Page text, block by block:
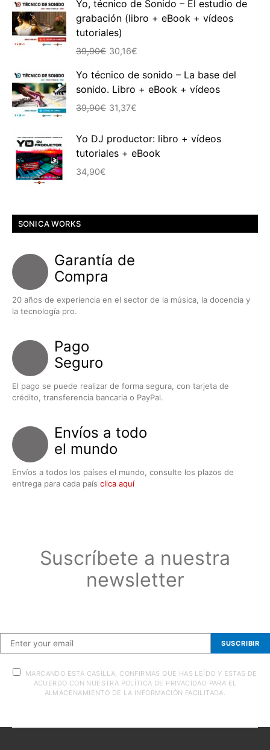
Yo, técnico de Sonido – El estudio de
grabación (libro + eBook + vídeos
tutoriales)
39,90€ El
original
era:
39,90€.
30,16€
actual
es:
Yo técnico de sonido – La base del
sonido. Libro + eBook + vídeos
39,90€ El
era:
39,90€.
31,37€
es:
31,37€.
Yo DJ productor: libro + vídeos
tutoriales + eBook
34,90€
SONICA WORKS
Garantía de
Compra
20 años de experiencia en el sector de la música, la docencia y
la tecnología pro.
Pago
Seguro
El pago se puede realizar de forma segura, con tarjeta de
crédito, transferencia bancaria o PayPal.
Envíos a todo
el mundo
Envíos a todos los países el mundo, consulte los plazos de
entrega para cada país clica aquí
Suscríbete a nuestra
newsletter
SUSCRIBIR
MARCANDO ESTA CASILLA, CONFIRMAS QUE HAS LEÍDO Y ESTAS DE
ACUERDO CON NUESTRA POLÍTICA DE PRIVACIDAD PARA EL
ALMACENAMIENTO DE LA INFORMACIÓN FACILITADA.